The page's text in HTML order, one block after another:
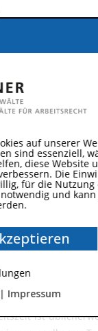
ist
auf unserer
sind essenziell,
diese Website
Die
für die Nutzung
und
Impressum